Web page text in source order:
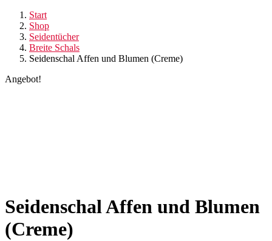
Start
Shop
Seidentücher
Breite Schals
Seidenschal Affen und Blumen (Creme)
Angebot!
Seidenschal Affen und Blumen
(Creme)